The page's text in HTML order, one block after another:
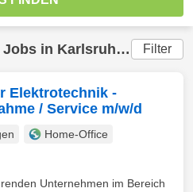
Jobs in Karlsruhe (20 km)
Filter
Elektrotechnik -
/ Service m/w/d
Home-Office
Unternehmen im Bereich